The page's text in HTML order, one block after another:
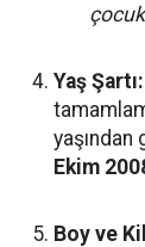
Yaş Şartı:
yaşından
Ekim
Boy ve